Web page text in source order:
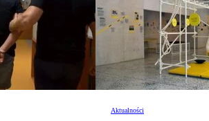
Aktualności